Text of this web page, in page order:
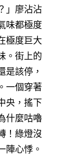
」廖沾沾
味都極度
極度巨大
。街上的
是該停，
一個穿著
央，搖下
什麼咕嚕
！綠燈沒
陣心悸。